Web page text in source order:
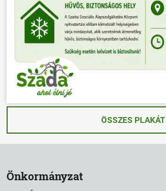
ÖSSZES PLAKÁT
Önkormányzat